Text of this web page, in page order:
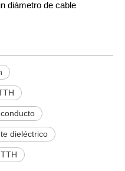
diámetro de cable
dieléctrico